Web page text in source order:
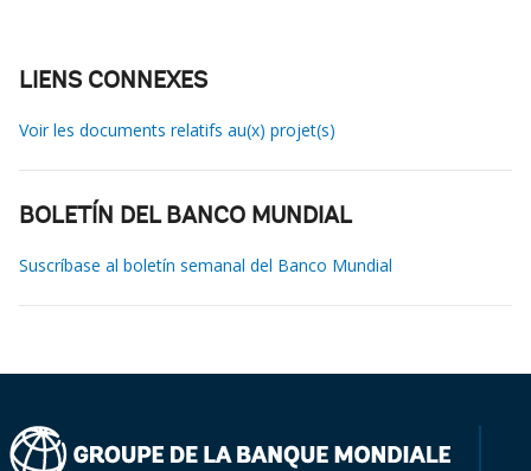
LIENS CONNEXES
Voir les documents relatifs au(x) projet(s)
BOLETÍN DEL BANCO MUNDIAL
Suscríbase al boletín semanal del Banco Mundial